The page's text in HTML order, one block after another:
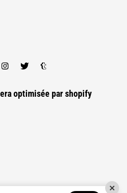
optimisée parshopify